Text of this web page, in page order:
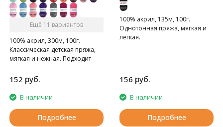
Ещё 11 вариантов
100% акрил, 300м, 100г.
Классическая детская пряжа,
мягкая и нежная. Подходит
152 руб.
В наличии
Подробнее
100% акрил, 135м, 100г.
Однотонная пряжа, мягкая и
легкая.
156 руб.
В наличии
Подробнее